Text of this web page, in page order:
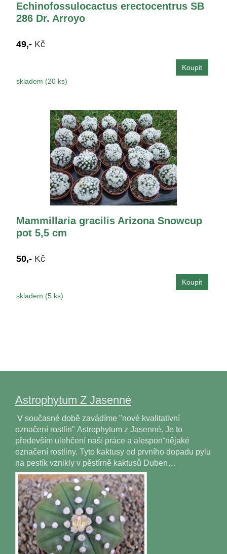
Echinofossulocactus erectocentrus SB
286 Dr. Arroyo
49,- Kč
skladem (20 ks)
Mammillaria gracilis Arizona Snowcup
pot 5,5 cm
50,- Kč
skladem (5 ks)
Astrophytum Z Jasenné
V současné době zavádíme "nové kvalitativní
označení rostlin" Astrophytum z Jasenné. Je to
především ulehčení naší práce a alesponˇnějaké
označení rostliny. Tyto kaktusy od prvního dopadu pylu
na pestík vznikly v pěstírně kaktusů Duben…